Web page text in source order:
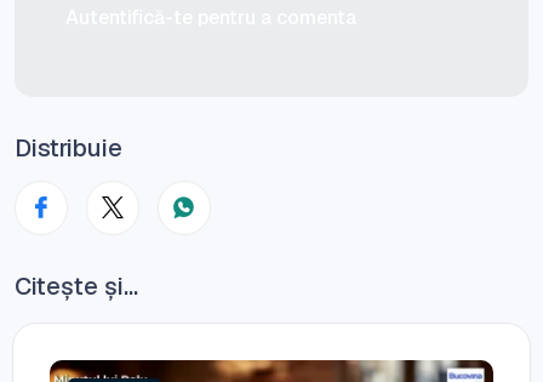
Distribuie
Citește și...